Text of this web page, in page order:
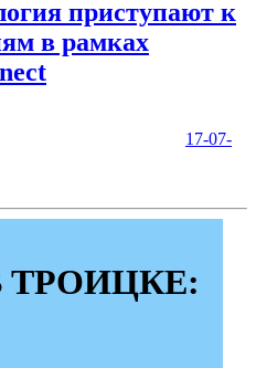
приступают к
в рамках
17-07-
ТРОИЦКЕ: